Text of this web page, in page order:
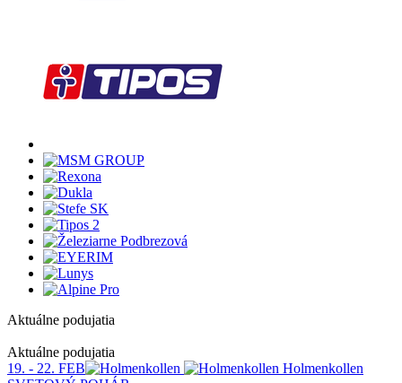
Aktuálne podujatia
Aktuálne podujatia
19. - 22. FEB
Holmenkollen